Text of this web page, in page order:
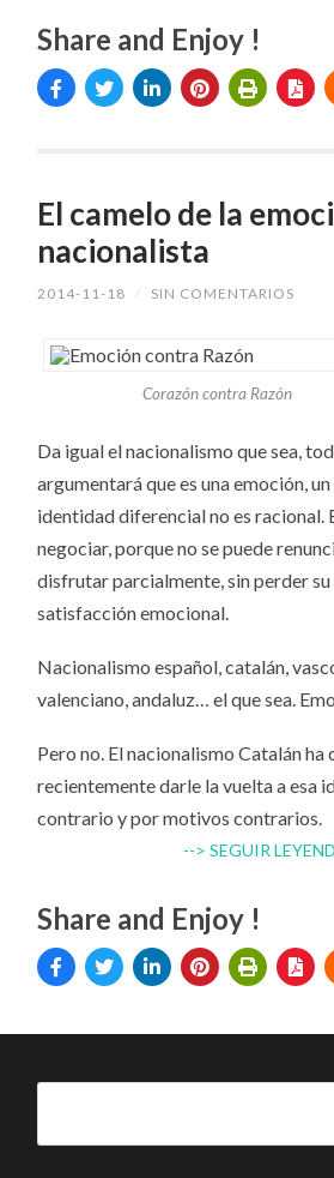
Share and Enjoy !
El camelo de la
nacionalista
2014-11-18 / SIN COMENTARIOS
Corazón contra Razón
Da igual el nacionalismo que sea,
argumentará que es una emoción,
identidad diferencial no es racional.
negociar, porque no se puede
disfrutar parcialmente, sin perder
satisfacción emocional.
Nacionalismo español, catalán,
valenciano, andaluz… el que sea.
Pero no. El nacionalismo Catalán ha
recientemente darle la vuelta a esa
contrario y por motivos contrarios.
--> SEGUIR
Share and Enjoy !